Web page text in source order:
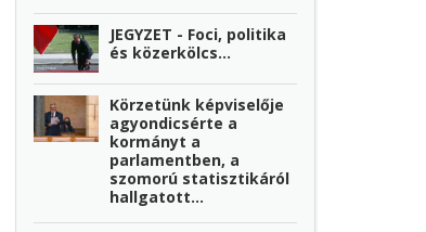
JEGYZET - Foci, politika
és közerkölcs…
Körzetünk képviselője
agyondicsérte a
kormányt a
parlamentben, a
szomorú statisztikáról
hallgatott...